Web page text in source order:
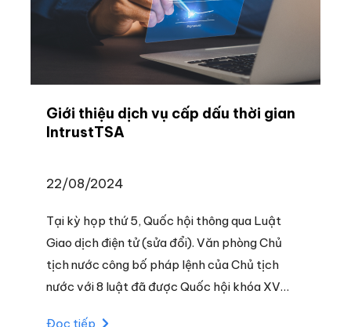
Giới thiệu dịch vụ cấp dấu thời gian
IntrustTSA
22/08/2024
Tại kỳ họp thứ 5, Quốc hội thông qua Luật
Giao dịch điện tử (sửa đổi). Văn phòng Chủ
tịch nước công bố pháp lệnh của Chủ tịch
nước với 8 luật đã được Quốc hội khóa XV
Đọc tiếp